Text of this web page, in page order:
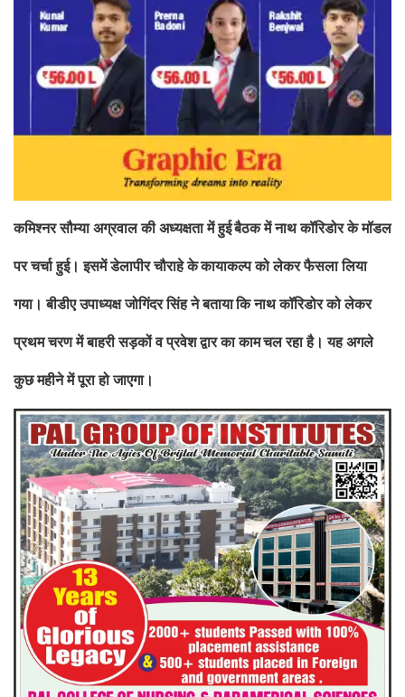
कमिश्नर सौम्या अग्रवाल की अध्यक्षता में हुईबैठक में नाथ कॉरिडोर के मॉडल
पर चर्चा हुई। इसमें डेलापीर चौराहे केकायाकल्प को लेकर फैसला लिया
गया। बीडीए उपाध्यक्ष जोगिंदर सिंह ने बतायाकि नाथ कॉरिडोर को लेकर
प्रथम चरण में बाहरी सड़कों व प्रवेश द्वार का कामचल रहा है। यह अगले
कुछ महीने में पूरा हो जाएगा।